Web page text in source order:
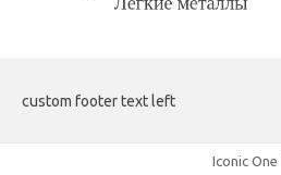
custom footer text left
Iconic One